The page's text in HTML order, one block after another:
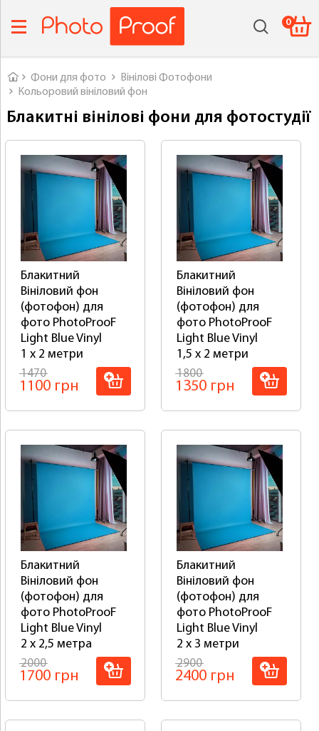
0
Головна
Фони для фото
Вінілові Фотофони
Кольоровий вініловий фон
Блакитні вінілові фони для фотостудії
Сортування:
Блакитний
Вініловий фон
(фотофон) для
фото PhotoProoF
Light Blue Vinyl
1 x 2 метри
1470
1100 грн
Блакитний
Вініловий фон
(фотофон) для
фото PhotoProoF
Light Blue Vinyl
1,5 x 2 метри
1800
1350 грн
Блакитний
Вініловий фон
(фотофон) для
фото PhotoProoF
Light Blue Vinyl
2 x 2,5 метра
2000
1700 грн
Блакитний
Вініловий фон
(фотофон) для
фото PhotoProoF
Light Blue Vinyl
2 x 3 метри
2900
2400 грн